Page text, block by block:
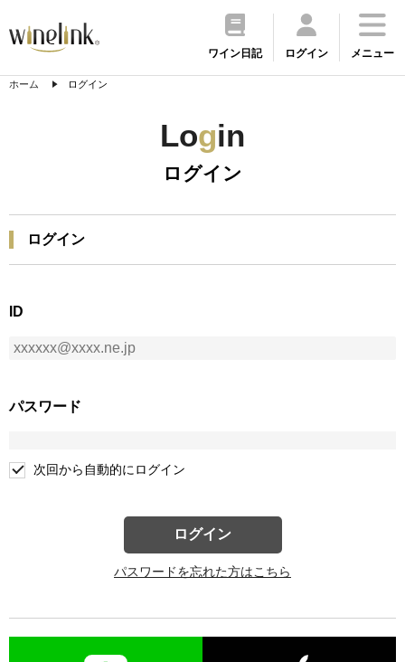
ワイン日記 ログイン メニュー
ホーム ログイン
Login
ログイン
ログイン
ID
パスワード
次回から自動的にログイン
ログイン
パスワードを忘れた方はこちら